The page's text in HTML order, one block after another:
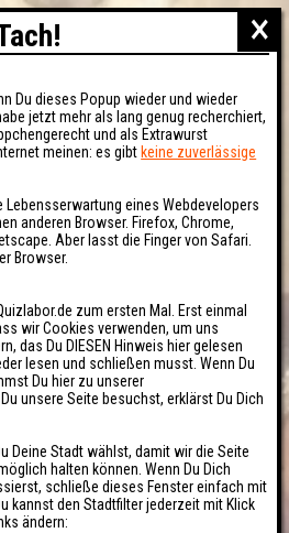
×
Du dieses Popup wieder und wieder
jetzt mehr als lang genug recherchiert,
und als Extrawurst
meinen: es gibt keine zuverlässige
eines Webdevelopers
anderen Browser. Firefox, Chrome,
Aber lasst die Finger von Safari.
Browser.
zum ersten Mal. Erst einmal
wir Cookies verwenden, um uns
das Du DIESEN Hinweis hier gelesen
lesen und schließen musst. Wenn Du
Du hier zu unserer
Du unsere Seite besuchst, erklärst Du Dich
Deine Stadt wählst, damit wir die Seite
halten können. Wenn Du Dich
schließe dieses Fenster einfach mit
kannst den Stadtfilter jederzeit mit Klick
ändern: